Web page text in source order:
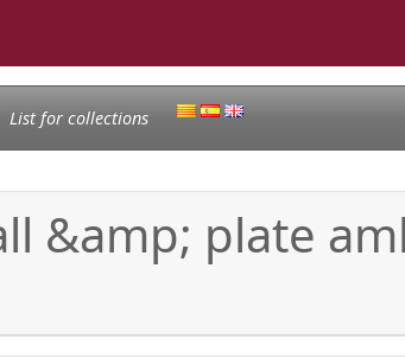
List for collections
&amp; plate